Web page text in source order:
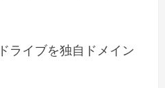
ライブを独自ドメイン